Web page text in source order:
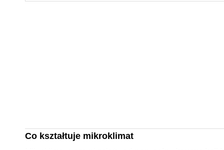
Co kształtuje mikroklimat